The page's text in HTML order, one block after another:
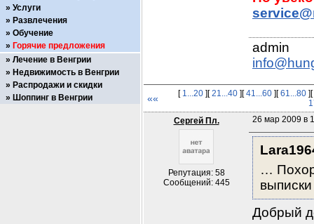
«« [ 1...20 ][21...40 ][41...60 ][61...80 ][
Сергей Пл.
Репутация: 58
Сообщений: 445
26 мар 2009 в
…
Добрый
Услуги
Развлечения
Обучение
Горячие предложения
Лечение в Венгрии
Недвижимость в Венгрии
Распродажи и скидки
Шоппинг в Венгрии